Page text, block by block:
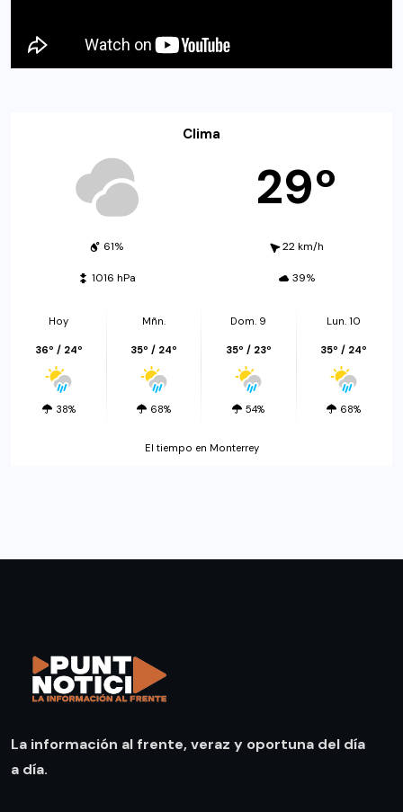
Clima
29º
61% 22 km/h
1016 hPa 39%
Hoy
36º / 24º
38%
Mñn.
35º / 24º
68%
Dom. 9
35º / 23º
54%
Lun. 10
35º / 24º
68%
El tiempo en Monterrey
La información al frente, veraz y oportuna del día
a día.